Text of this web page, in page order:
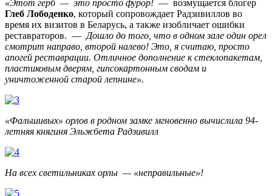
«Этот герб — это просто фурор! — возмущается блогер
Глеб Лободенко, который сопровождает Радзивиллов во
время их визитов в Беларусь, а также изобличает ошибки
реставраторов. — Дошло до того , что в одном зале один орел
смотрит направо , второй налево! Это, я считаю , просто
апогей реставрации. Отличное дополнение к стеклопакетам,
пластиковым дверям, гипсокартонным сводам и
уничтоженной старой лепнине».
«Фальшивых» орлов в родном замке мгновенно вычислила 94-
летняя княгиня Эльжбета Радзивилл
На всех светильниках орлы — «неправильные»!